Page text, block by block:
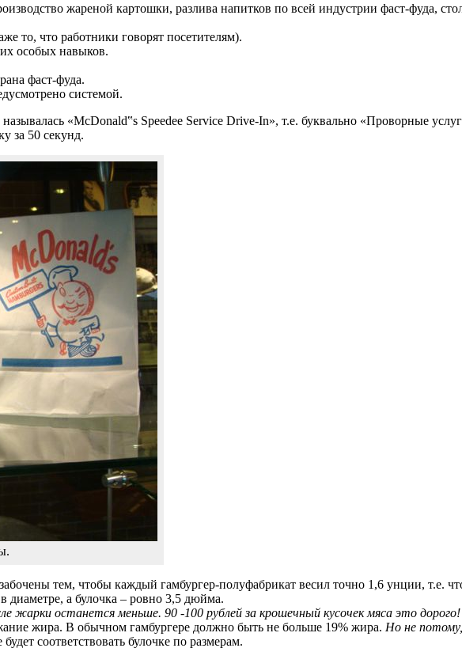
жареной картошки, разлива напитков по всей индустрии фаст-фуда,
то, что работники говорят посетителям).
особых навыков.
фаст-фуда.
системой.
«McDonald‟s Speedee Service Drive-In», т.е. буквально «Проворные
за 50 секунд.
тем, чтобы каждый гамбургер-полуфабрикат весил точно 1,6 унции, т.е.
диаметре, а булочка – ровно 3,5 дюйма.
жарки останется меньше. 90 -100 рублей за крошечный кусочек мяса это
жира. В обычном гамбургере должно быть не больше 19% жира. Но не
соответствовать булочке по размерам.